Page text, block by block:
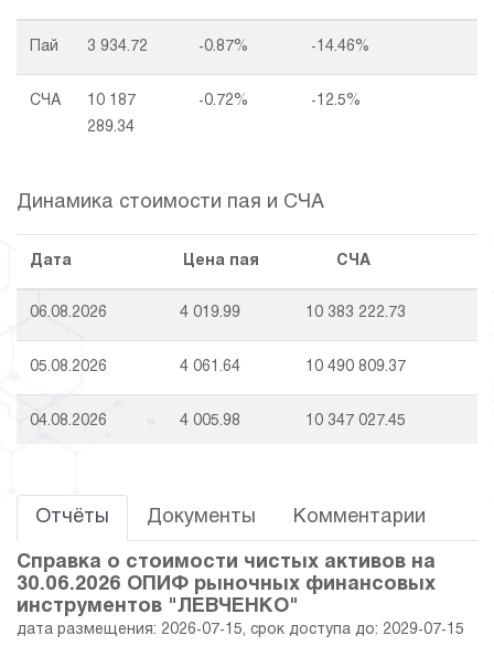
Динамика стоимости пая и СЧА
Дата Цена пая СЧА
06.08.2026 4 019.99 10 383 222.73
05.08.2026 4 061.64 10 490 809.37
04.08.2026 4 005.98 10 347 027.45
3 934.72 10 187 289.34
30.07.2026 3 926.71 10 166 541.03
29.07.2026 3 926.25 10 165 351.30
Пай 3 934.72 -0.87% -14.46%
СЧА
10 187
289.34
-0.72% -12.5%
Отчёты Документы Комментарии
Справка о стоимости чистых активов на
30.06.2026 ОПИФ рыночных финансовых
инструментов "ЛЕВЧЕНКО"
дата размещения: 2026-07-15, срок доступа до: 2029-07-15